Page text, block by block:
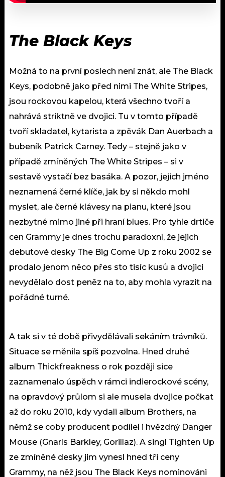
The Black Keys
Možná to na první poslech není znát, ale The Black
Keys, podobně jako před nimi The White Stripes,
jsou rockovou kapelou, která všechno tvoří a
nahrává striktně ve dvojici. Tu v tomto případě
tvoří skladatel, kytarista a zpěvák Dan Auerbach a
bubeník Patrick Carney. Tedy – stejně jako v
případě zmíněných The White Stripes – si v
sestavě vystačí bez basáka. A pozor, jejich jméno
neznamená černé klíče, jak by si někdo mohl
myslet, ale černé klávesy na pianu, které jsou
nezbytné mimo jiné při hraní blues. Pro tyhle drtiče
cen Grammy je dnes trochu paradoxní, že jejich
debutové desky The Big Come Up z roku 2002 se
prodalo jenom něco přes sto tisíc kusů a dvojici
nevydělalo dost peněz na to, aby mohla vyrazit na
pořádné turné.
A tak si v té době přivydělávali sekáním trávníků.
Situace se měnila spíš pozvolna. Hned druhé
album Thickfreakness o rok později sice
zaznamenalo úspěch v rámci indierockové scény,
na opravdový průlom si ale musela dvojice počkat
až do roku 2010, kdy vydali album Brothers, na
němž se coby producent podílel i hvězdný Danger
Mouse (Gnarls Barkley, Gorillaz). A singl Tighten Up
ze zmíněné desky jim vynesl hned tři ceny
Grammy, na něž jsou The Black Keys nominováni